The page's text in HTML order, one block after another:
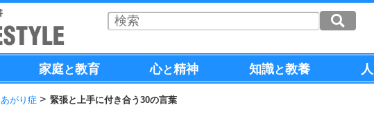
家庭と教育 心と精神 知識と教養 人
がり症 緊張と上手に付き合う30の言葉